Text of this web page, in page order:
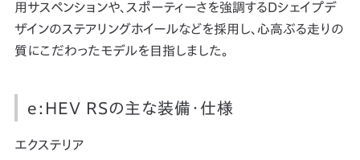
用サスペンションや、スポーティーさを強調するDシェイプデ
ザインのステアリングホイールなどを採用し、心高ぶる走りの
質にこだわったモデルを目指しました。
e:HEV RSの主な装備・仕様
エクステリア